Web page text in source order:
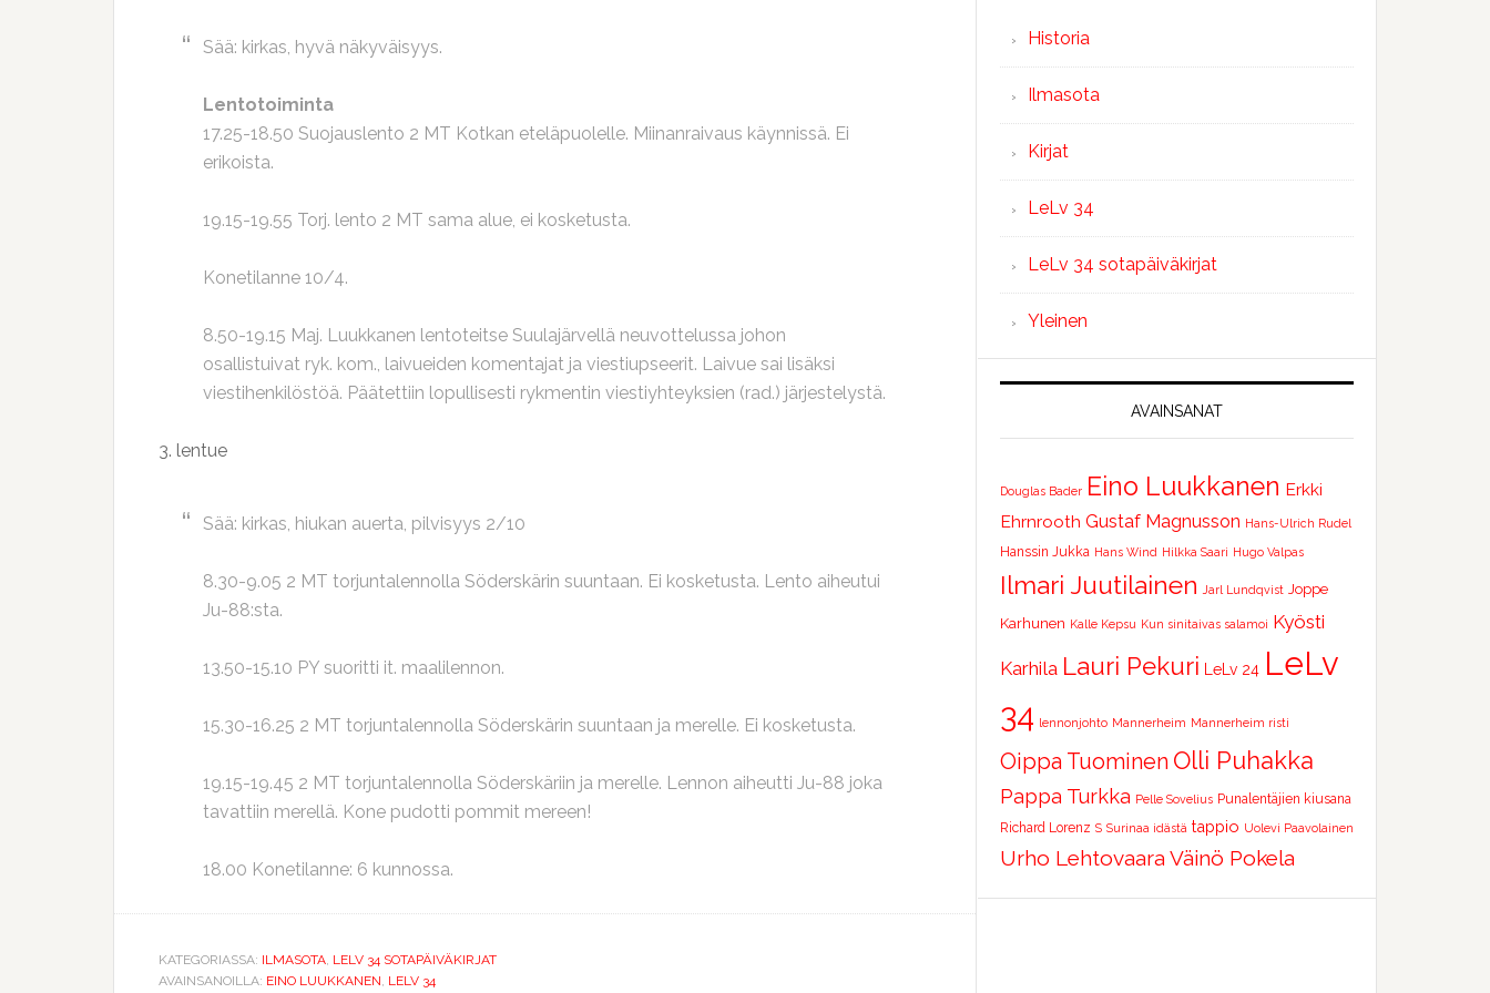
Sää: kirkas, hyvä näkyväisyys.
Lentotoiminta
17.25-18.50 Suojauslento 2 MT Kotkan eteläpuolelle. Miinanraivaus käynnissä. Ei
erikoista.
19.15-19.55 Torj. lento 2 MT sama alue, ei kosketusta.
Konetilanne 10/4.
8.50-19.15 Maj. Luukkanen lentoteitse Suulajärvellä neuvottelussa johon
osallistuivat ryk. kom., laivueiden komentajat ja viestiupseerit. Laivue sai lisäksi
viestihenkilöstöä. Päätettiin lopullisesti rykmentin viestiyhteyksien (rad.) järjestelystä.
3. lentue
Sää: kirkas, hiukan auerta, pilvisyys 2/10
8.30-9.05 2 MT torjuntalennolla Söderskärin suuntaan. Ei kosketusta. Lento aiheutui
Ju-88:sta.
13.50-15.10 PY suoritti it. maalilennon.
15.30-16.25 2 MT torjuntalennolla Söderskärin suuntaan ja merelle. Ei kosketusta.
19.15-19.45 2 MT torjuntalennolla Söderskäriin ja merelle. Lennon aiheutti Ju-88 joka
tavattiin merellä. Kone pudotti pommit mereen!
18.00 Konetilanne: 6 kunnossa.
KATEGORIASSA: ILMASOTA, LELV 34 SOTAPÄIVÄKIRJAT
AVAINSANOILLA: EINO LUUKKANEN, LELV 34
Historia
Ilmasota
Kirjat
LeLv 34
LeLv 34 sotapäiväkirjat
Yleinen
AVAINSANAT
Douglas Bader Eino Luukkanen Erkki
Ehrnrooth Gustaf Magnusson Hans-Ulrich Rudel
Hanssin Jukka Hans Wind Hilkka Saari Hugo Valpas
Ilmari Juutilainen Jarl Lundqvist Joppe
Karhunen Kalle Kepsu Kun sinitaivas salamoi Kyösti
Karhila Lauri Pekuri LeLv 24 LeLv
34 lennonjohto Mannerheim Mannerheim risti
Oippa Tuominen Olli Puhakka
Pappa Turkka Pelle Sovelius Punalentäjien kiusana
Richard Lorenz S Surinaa idästä tappio Uolevi Paavolainen
Urho Lehtovaara Väinö Pokela